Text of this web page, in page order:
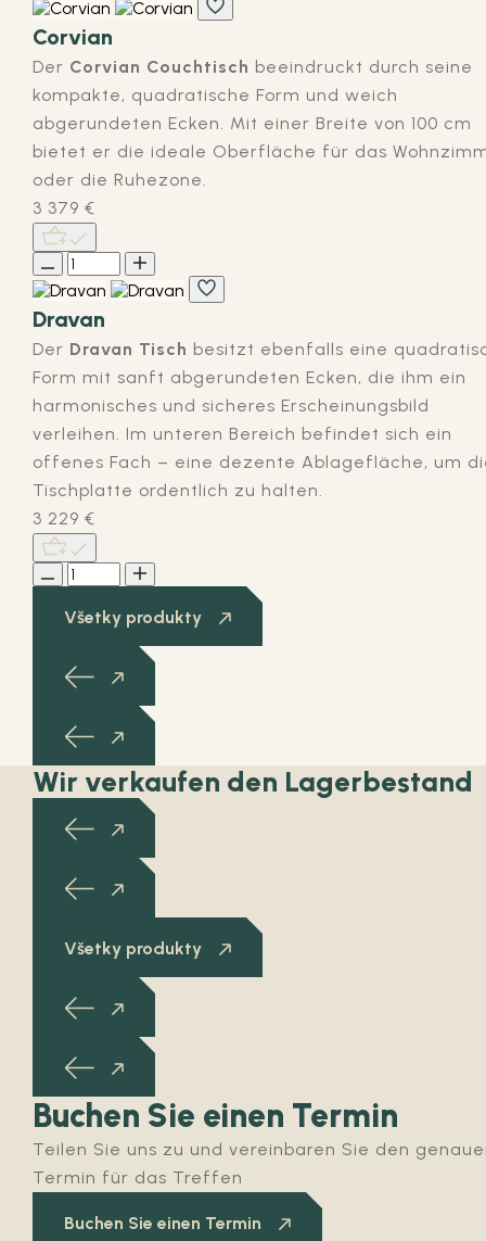
Corvian
Der Corvian Couchtisch beeindruckt durch seine
kompakte, quadratische Form und weich
abgerundeten Ecken. Mit einer Breite von 100 cm
bietet er die ideale Oberfläche für das
oder die Ruhezone.
3 379 €
Dravan
Der Dravan Tisch besitzt ebenfalls eine
Form mit sanft abgerundeten Ecken, die ihm ein
harmonisches und sicheres Erscheinungsbild
verleihen. Im unteren Bereich befindet sich ein
offenes Fach – eine dezente Ablagefläche, um
Tischplatte ordentlich zu halten.
3 229 €
Všetky produkty
Wir verkaufen den Lagerbestand
Všetky produkty
Buchen Sie einen Termin
Teilen Sie uns zu und vereinbaren Sie den
Termin für das Treffen
Buchen Sie einen Termin